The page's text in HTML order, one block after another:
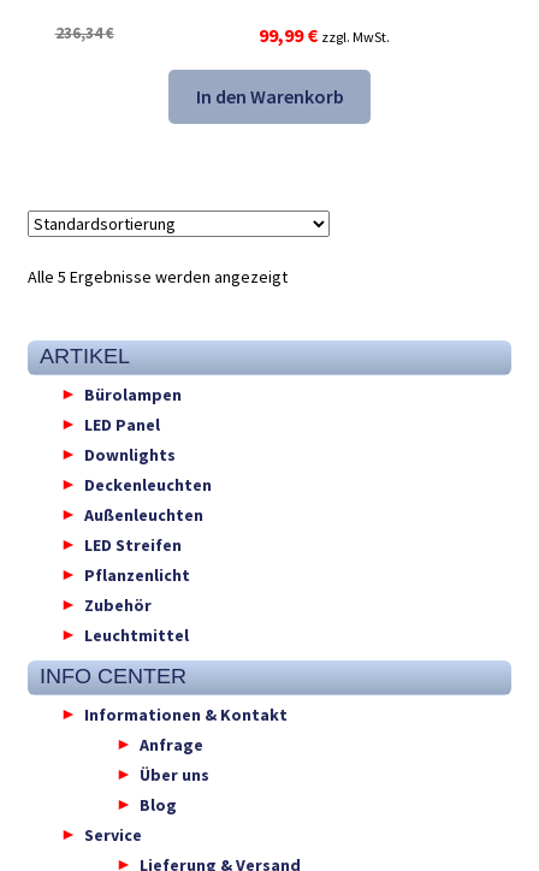
236,34€
Ursprünglicher
Preis
war:
236,34 €
99,99€Aktueller
Preis
ist:
99,99 €.
zzgl. MwSt.
In den Warenkorb
Alle 5 Ergebnisse werden angezeigt
ARTIKEL
Bürolampen
LED Panel
Downlights
Deckenleuchten
Außenleuchten
LED Streifen
Pflanzenlicht
Zubehör
Leuchtmittel
INFO CENTER
Informationen & Kontakt
Anfrage
Über uns
Blog
Service
Lieferung & Versand